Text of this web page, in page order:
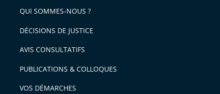
l'article
pour
avant
QUI SOMMES-NOUS ?
DÉCISIONS DE JUSTICE
AVIS CONSULTATIFS
PUBLICATIONS & COLLOQUES
VOS DÉMARCHES